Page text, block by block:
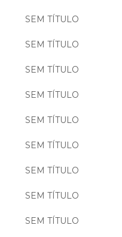
SEM TÍTULO
SEM TÍTULO
SEM TÍTULO
SEM TÍTULO
SEM TÍTULO
SEM TÍTULO
SEM TÍTULO
SEM TÍTULO
SEM TÍTULO